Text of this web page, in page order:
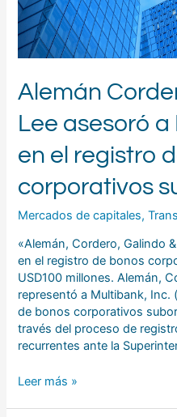
Alemán
Lee asesoró a
en el registro
corporativos
Mercados de capitales,
«Alemán, Cordero, Galindo
en el registro de bonos
USD100 millones. Alemán,
representó a Multibank, Inc.
de bonos corporativos
través del proceso de
recurrentes ante la
Inc.
en
el
registro
sus
corporativos
Leer más »